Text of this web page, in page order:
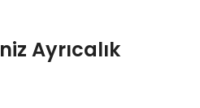
Ayrıcalık